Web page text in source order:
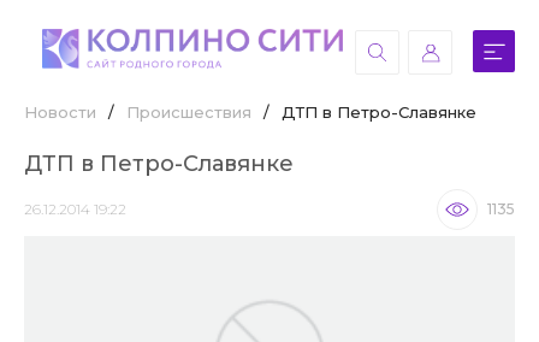
Новости / Происшествия / ДТП в Петро-Славянке
ДТП в Петро-Славянке
26.12.2014 19:22 1135